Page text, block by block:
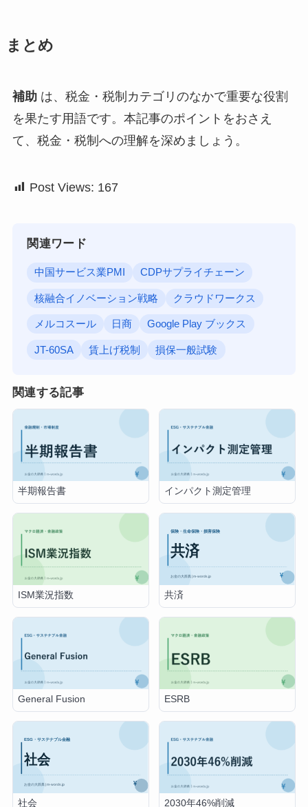
まとめ
補助は、税金・税制カテゴリのなかで重要な役割
を果たす用語です。本記事のポイントをおさえ
て、税金・税制への理解を深めましょう。
Post Views: 167
関連ワード
中国サービス業PMI CDPサプライチェーン
核融合イノベーション戦略 クラウドワークス
メルコスール 日商 Google Play ブックス
JT-60SA 賃上げ税制 損保一般試験
関連する記事
半期報告書 インパクト測定管理
ISM業況指数 共済
General Fusion ESRB
社会 2030年46%削減